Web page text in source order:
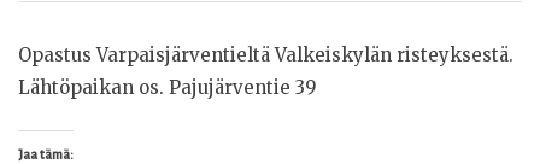
Opastus Varpaisjärventieltä Valkeiskylän risteyksestä.
Lähtöpaikan os. Pajujärventie 39
Jaa tämä: